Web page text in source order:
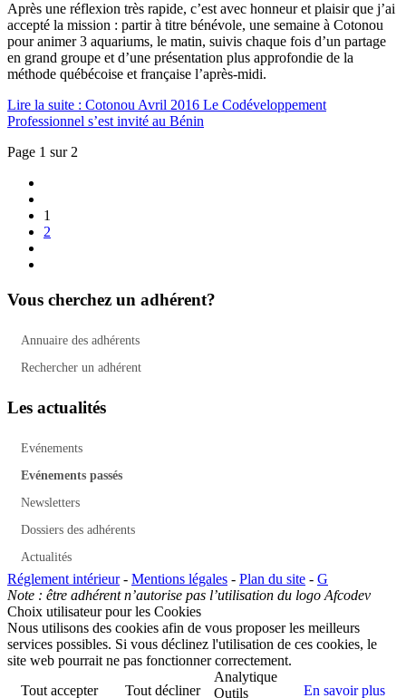
Après une réflexion très rapide, c’est avec honneur et plaisir que j’ai
accepté la mission : partir à titre bénévole, une semaine à Cotonou
pour animer 3 aquariums, le matin, suivis chaque fois d’un partage
en grand groupe et d’une présentation plus approfondie de la
méthode québécoise et française l’après-midi.
Lire la suite : Cotonou Avril 2016 Le Codéveloppement
Professionnel s’est invité au Bénin
Page 1 sur 2
1
2
Vous cherchez un adhérent?
Annuaire des adhérents
Rechercher un adhérent
Les actualités
Evénements
Evénements passés
Newsletters
Dossiers des adhérents
Actualités
Réglement intérieur- Mentions légales - Plan du site - G
Note : être adhérent n’autorise pas l’utilisation du logo Afcodev
Choix utilisateur pour les Cookies
Nous utilisons des cookies afin de vous proposer les meilleurs
services possibles. Si vous déclinez l'utilisation de ces cookies, le
site web pourrait ne pas fonctionner correctement.
Tout accepter
Tout décliner En savoir plus
Analytique
Outils